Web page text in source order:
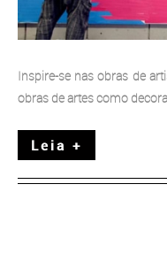
Inspire-se nas obras de
obras de artes como
Leia +